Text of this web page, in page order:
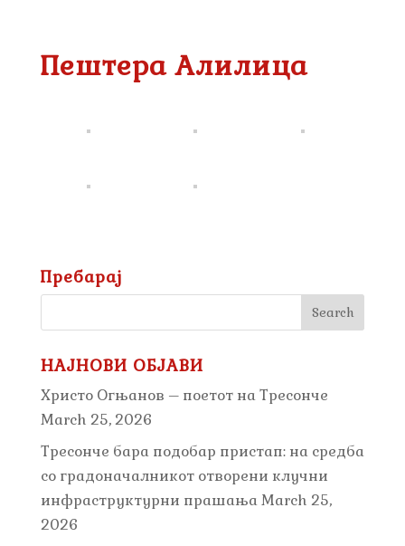
Пештера Алилица
Пребарај
НАЈНОВИ ОБЈАВИ
Христо Огњанов – поетот на Тресонче
March 25, 2026
Тресонче бара подобар пристап: на средба
со градоначалникот отворени клучни
инфраструктурни прашања March 25,
2026